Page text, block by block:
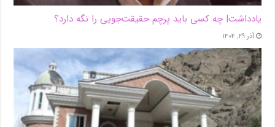
یادداشت| ‌چه کسی باید پرچم حقیقت‌جویی را نگه دارد؟
آذر ۲۹, ۱۴۰۴